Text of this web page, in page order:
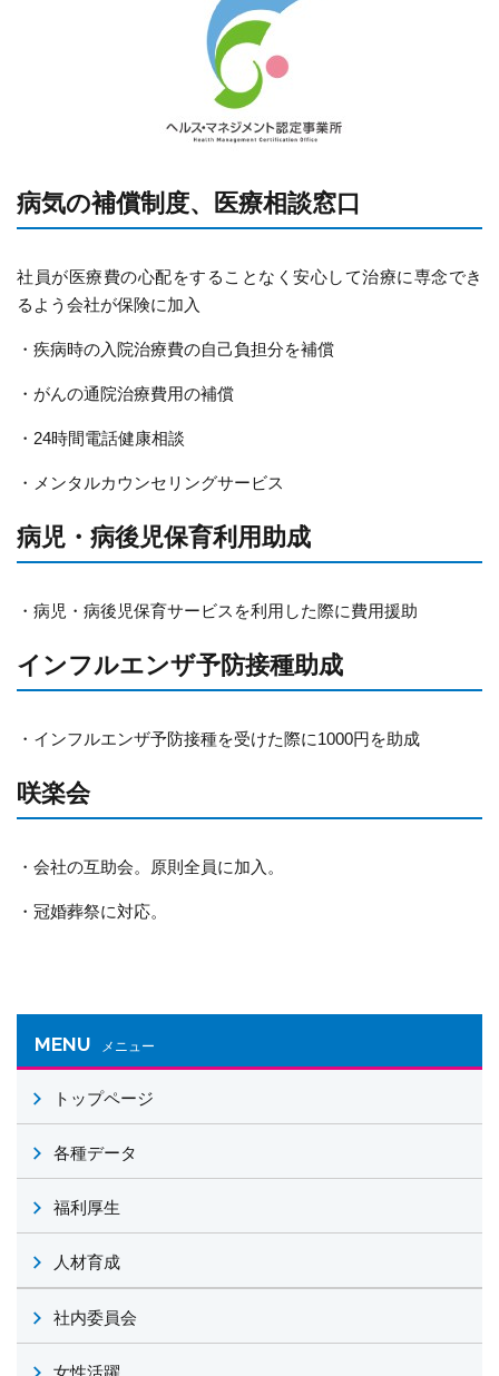
病気の補償制度、医療相談窓口
社員が医療費の心配をすることなく安心して治療に専念でき
るよう会社が保険に加入
・疾病時の入院治療費の自己負担分を補償
・がんの通院治療費用の補償
・24時間電話健康相談
・メンタルカウンセリングサービス
病児・病後児保育利用助成
・病児・病後児保育サービスを利用した際に費用援助
インフルエンザ予防接種助成
・インフルエンザ予防接種を受けた際に1000円を助成
咲楽会
・会社の互助会。原則全員に加入。
・冠婚葬祭に対応。
MENU メニュー
トップページ
各種データ
福利厚生
人材育成
社内委員会
女性活躍